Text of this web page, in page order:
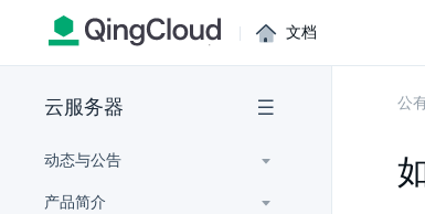
| 文档
云服务器
动态与公告
产品简介
公